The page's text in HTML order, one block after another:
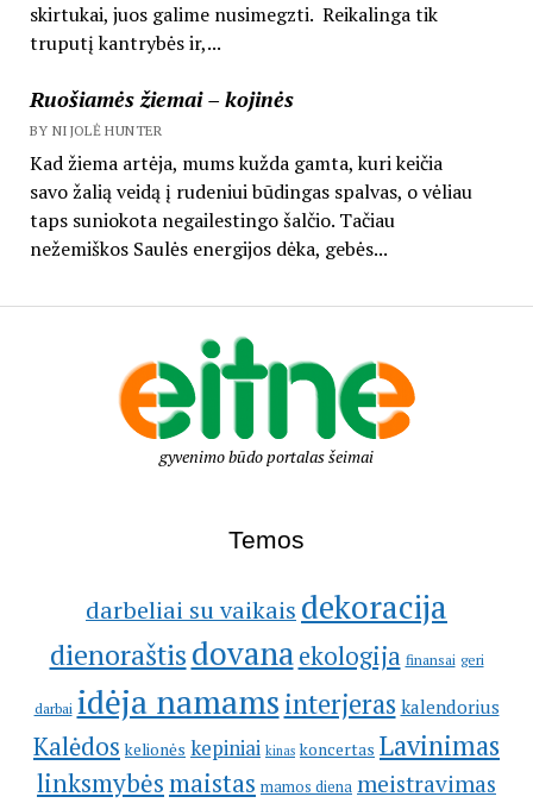
skirtukai, juos galime nusimegzti. Reikalinga tik
truputį kantrybės ir,...
Ruošiamės žiemai – kojinės
BY NIJOLĖ HUNTER
Kad žiema artėja, mums kužda gamta, kuri keičia
savo žalią veidą į rudeniui būdingas spalvas, o vėliau
taps suniokota negailestingo šalčio. Tačiau
nežemiškos Saulės energijos dėka, gebės...
gyvenimo būdo portalas šeimai
Temos
darbeliai su vaikais dekoracija
dienoraštisdovana ekologija finansai geri
darbai idėja namams interjeras kalendorius
Kalėdos kelionės kepiniai kinas koncertas Lavinimas
linksmybėsmaistas mamos diena meistravimas